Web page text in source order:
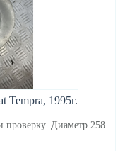
Tempra, 1995г.
проверку. Диаметр 258